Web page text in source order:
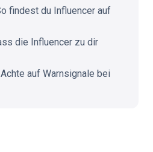
findest du Influencer auf
die Influencer zu dir
auf Warnsignale bei